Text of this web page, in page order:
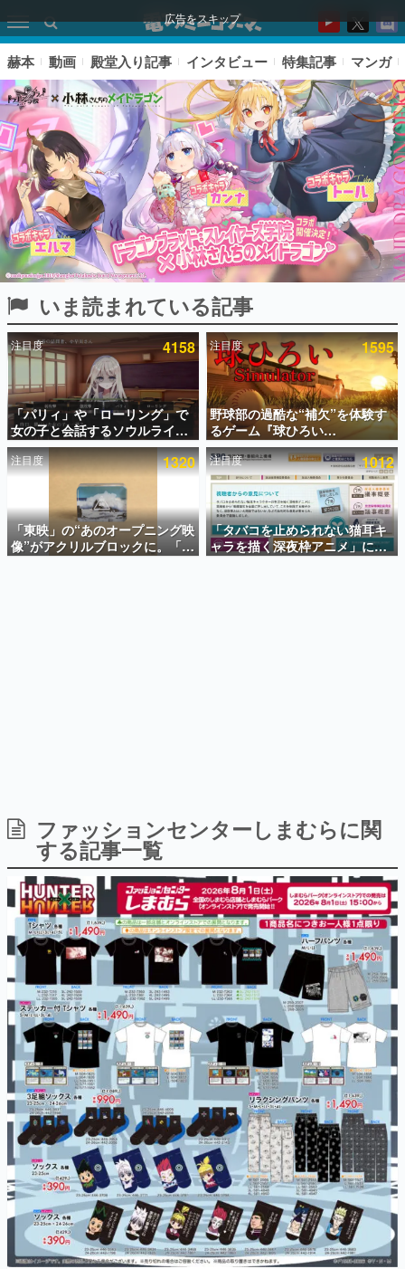
広告をスキップ
ピックアップ
電ファミのいま読まれている記事ランキング
アプリセール情報
インタビュー
連載・特集一覧
殿堂入り記事
SNS拡散数が数千以上！ ページビュー数万以上！ などな
ど。多くの人々に読まれた、電ファミ渾身の“殿堂入り”記
事をまとめました。
日本のコンテンツ産業やカルチャーに与えた影響を探る企
画です。
日本モバイルゲーム産業史
日本のモバイルゲーム史における主要なトピック・タイト
ルを網羅するほか、開発者へのインタビューや識者による
解説を掲載。約20年の歴史が一望できる決定版！
若ゲのいたり〜ゲームクリエイターの青春〜
『うつヌケ』『ペンと箸』等で知られるマンガ家・田中圭
一先生によるゲーム業界レポートマンガです。
なんでゲームは面白い？
ゲーム開発者・hamatsu氏がゲームの魅力を画面や操作の
具体的な形から解き明かしていく、硬派で骨太な評論連載
です。
ゲームが変えた日本語
「経験値」「裏技」「ラスボス」… ゲームにまつわる言葉
の起源や用法の変遷を、コンピューター文化史研究家・タ
イニーP氏が徹底調査。
カテゴリ
特集記事
マンガ
赫本 動画 殿堂入り記事 インタビュー 特集記事 マンガ
いま読まれている記事
注目度 4158
「パリィ」や「ローリング」で
女の子と会話するソウルライク
恋愛ゲーム『小早川さんはソウ
ルライク』無料公開。返事に失
敗すると「YOU DIED」
注目度 1595
野球部の過酷な“補欠”を体験す
るゲーム『球ひろい
Simulator』が「1件」のウィッ
シュリストをもとにチェコ語に
対応しSNSで話題に。『キング
ダム・カム』開発元やチェコの
プロ野球選手から称賛の声
注目度 1320
「東映」の“あのオープニング映
像”がアクリルブロックに。「東
映ヒストリカル グッズコレクシ
注目度 1012
「タバコを止められない猫耳キ
ャラを描く深夜枠アニメ」に視
聴者の一部から批判意見。違法
ファッションセンターしまむらに関
する記事一覧